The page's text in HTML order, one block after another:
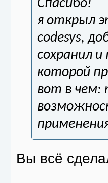
Спасибо!
я открыл
codesys,
сохранил
которой
вот в чем:
Вы всё